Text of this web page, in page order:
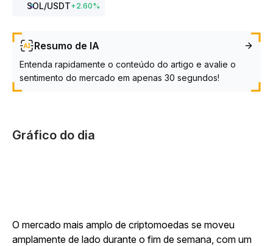
SOL/USDT+2.60%
Resumo de IA
Entenda rapidamente o conteúdo do artigo e avalie o
sentimento do mercado em apenas 30 segundos!
Gráfico do dia
O mercado mais amplo de criptomoedas se moveu
amplamente de lado durante o fim de semana, com um